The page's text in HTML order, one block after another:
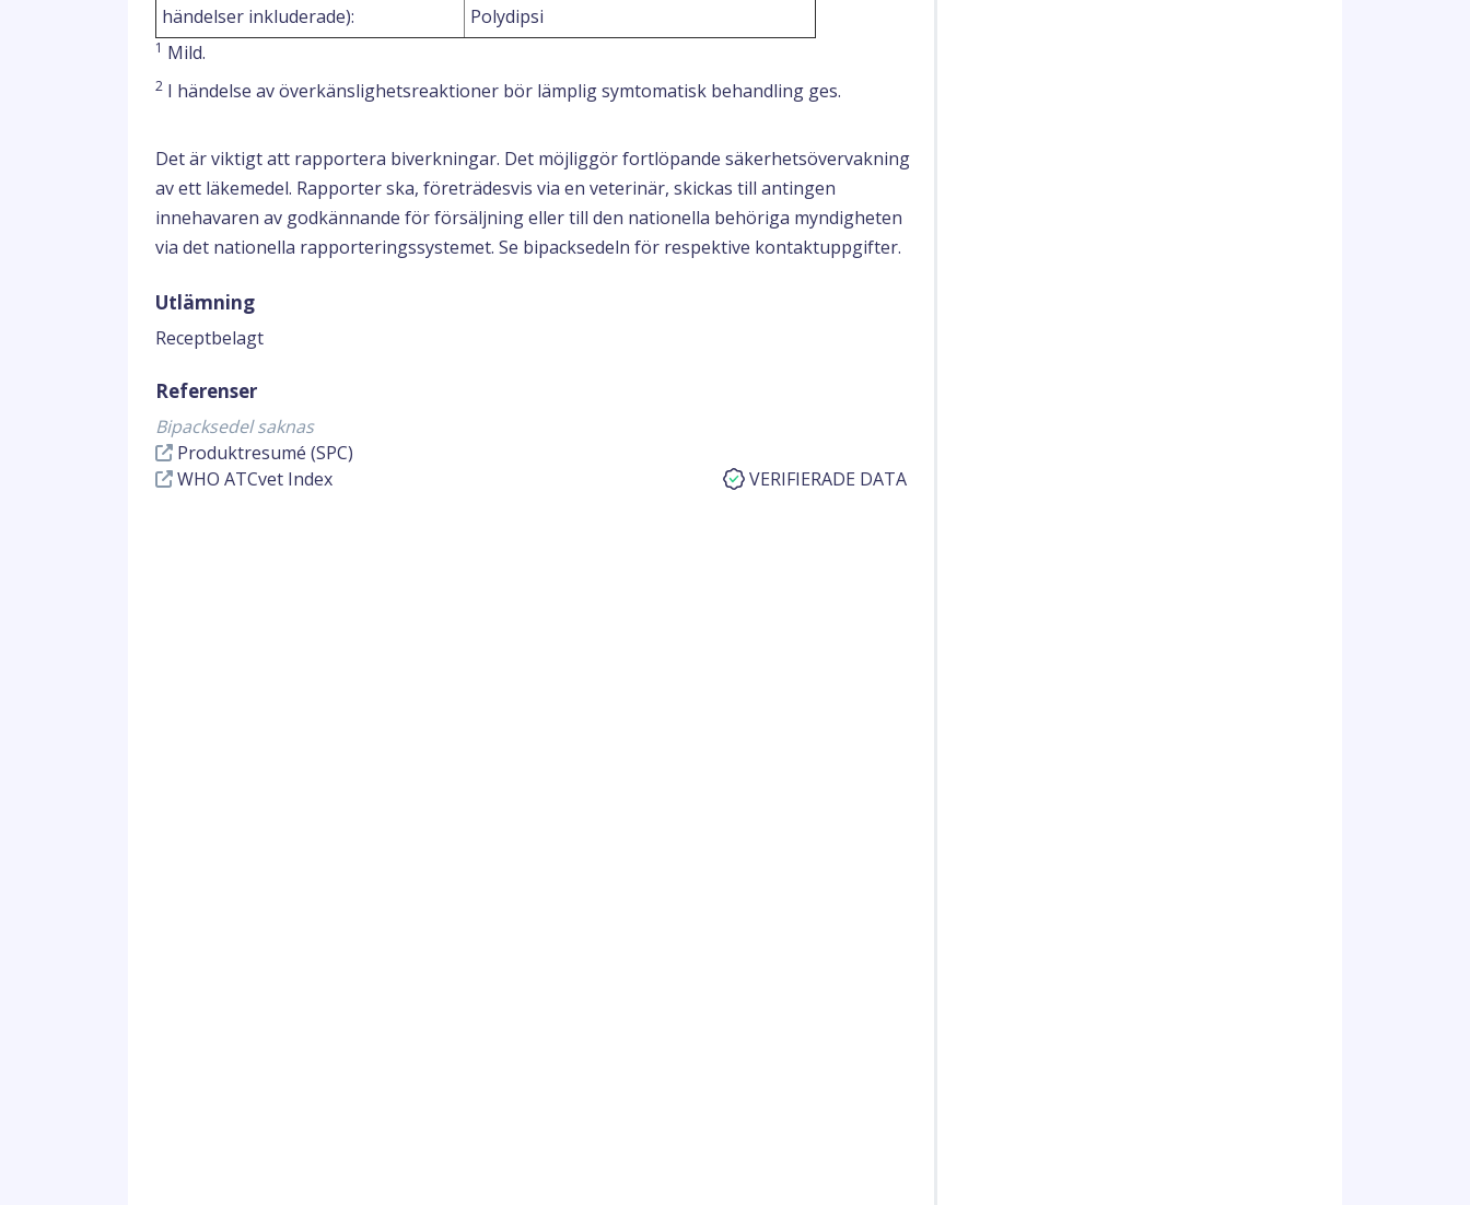
händelser inkluderade):
Polydipsi
1 Mild.
2 I händelse av överkänslighetsreaktioner bör lämplig symtomatisk behandling ges.
Det är viktigt att rapportera biverkningar. Det möjliggör fortlöpande säkerhetsövervakning
av ett läkemedel. Rapporter ska, företrädesvis via en veterinär, skickas till antingen
innehavaren av godkännande för försäljning eller till den nationella behöriga myndigheten
via det nationella rapporteringssystemet. Se bipacksedeln för respektive kontaktuppgifter.
Utlämning
Receptbelagt
Referenser
Bipacksedel saknas
Produktresumé (SPC)
WHO ATCvet Index
VERIFIERADE DATA